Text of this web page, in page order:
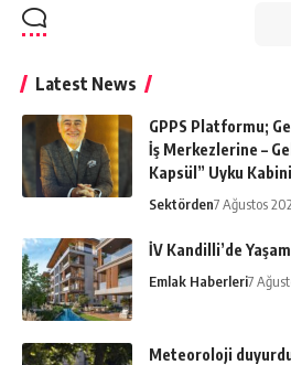
Latest News
GPPS Platformu;
İş Merkezlerine –
Kapsül” Uyku
Sektörden7 Ağustos
İV Kandilli’de
Emlak Haberleri7
Meteoroloji